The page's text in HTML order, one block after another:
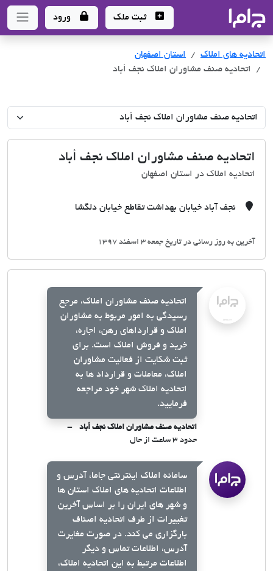
- سامانه جامع املاک و مشاورین املاک
ثبت ملک ورود
اتحادیه های املاک اتحادیه های املاک
استان اصفهان
اتحادیه صنف مشاوران املاک نجف أباد
اتحادیه صنف مشاوران املاک نجف أباد
اتحادیه املاک در استان اصفهان
نجف آباد خیابان بهداشت تقاطع خیابان دلگشا
آخرین به روز رسانی در تاریخ جمعه 3 اسفند 1397
اتحادیه صنف مشاوران املاک، مرجع
رسیدگی به امور مربوط به مشاوران
املاک و قرارداهای رهن، اجاره،
خرید و فروش املاک است. برای
ثبت شکایت از فعالیت مشاوران
املاک، معاملات و قرارداد ها به
اتحادیه املاک شهر خود مراجعه
فرمایید.
اتحادیه صنف مشاوران املاک نجف أباد
حدود ۳ ساعت از حال
سامانه املاک اینترنتی جاما، آدرس و
اطلاعات اتحادیه های املاک استان ها
و شهر های ایران را بر اساس آخرین
تغییرات از طرف اتحادیه اصناف
بارگزاری می کند. در صورت مغایرت
آدرس، اطلاعات تماس و دیگر
اطلاعات مرتبط به این اتحادیه املاک،